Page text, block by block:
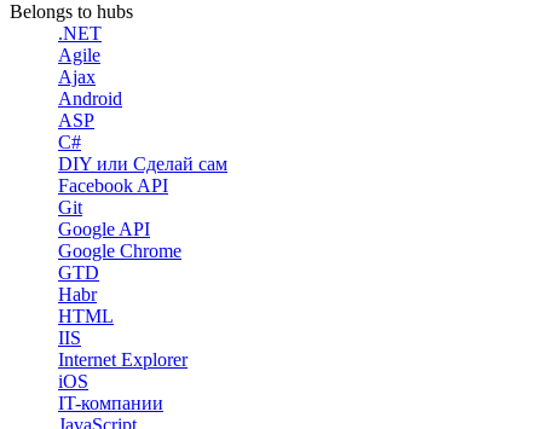
Belongs to hubs
.NET
Agile
Ajax
Android
ASP
C#
DIY или Сделай сам
Facebook API
Git
Google API
Google Chrome
GTD
Habr
HTML
IIS
Internet Explorer
iOS
IT-компании
JavaScript